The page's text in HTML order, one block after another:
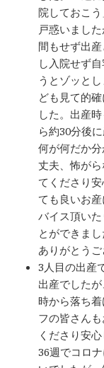
院しておこ
戸惑いまし
間もせず出
し入院せず
うとゾッと
ども見て的
した。出産
ら約30分後
何が何だか
丈夫、怖が
てくださり
ても良いお
バイス頂い
とができま
ありがとうご
3人目の出産
出産でした
時から落ち
フの皆さん
くださり安
36週でコロ